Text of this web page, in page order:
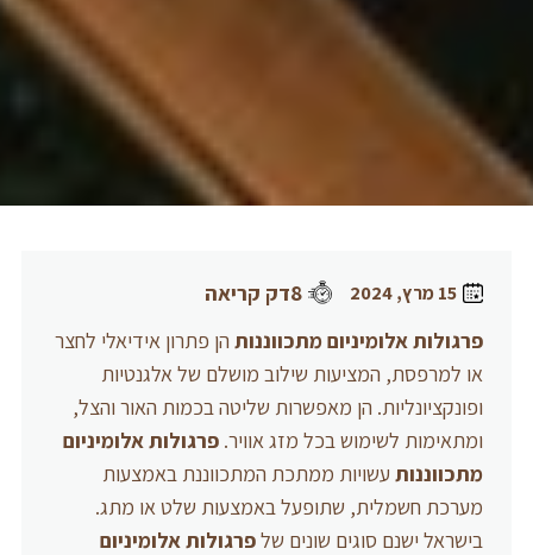
15 מרץ, 2024
8דק קריאה
פרגולות אלומיניום מתכווננותהן פתרון אידיאלי לחצר
או למרפסת, המציעות שילוב מושלם של אלגנטיות
ופונקציונליות. הן מאפשרות שליטה בכמות האור והצל,
ומתאימות לשימוש בכל מזג אוויר. פרגולות אלומיניום
מתכווננותעשויות ממתכת המתכווננת באמצעות
מערכת חשמלית, שתופעל באמצעות שלט או מתג.
בישראל ישנם סוגים שונים שלפרגולות אלומיניום